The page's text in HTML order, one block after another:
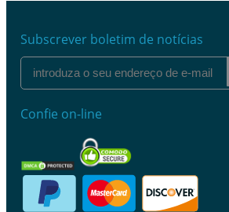
Subscrever boletim de notícias
Confie on-line